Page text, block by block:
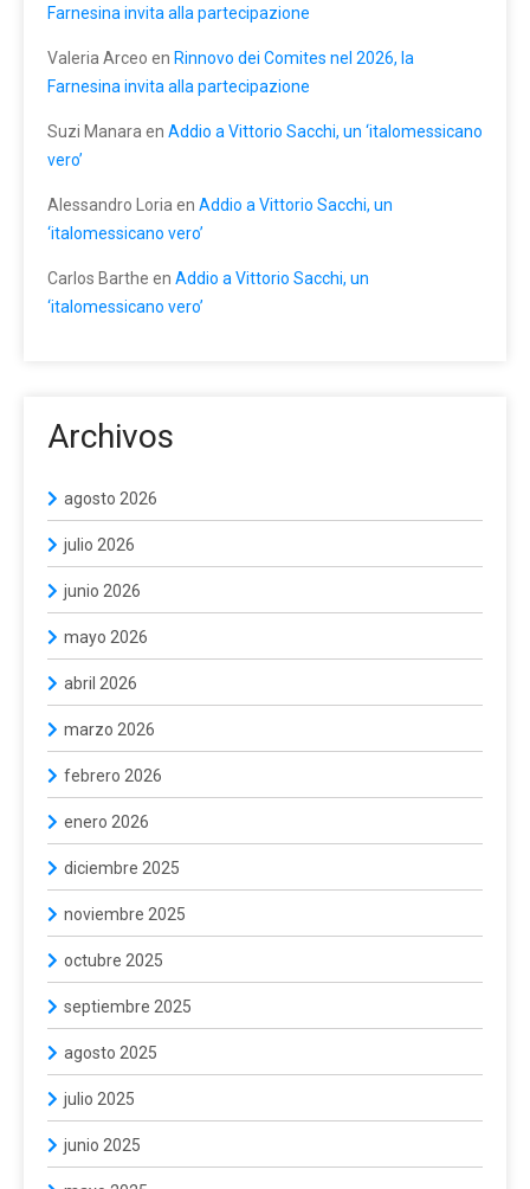
Farnesina invita alla partecipazione
Valeria Arceo en Rinnovo dei Comites nel 2026, la
Farnesina invita alla partecipazione
Suzi Manara en Addio a Vittorio Sacchi, un ‘italomessicano
vero’
Alessandro Loria en Addio a Vittorio Sacchi, un
‘italomessicano vero’
Carlos Barthe en Addio a Vittorio Sacchi, un
‘italomessicano vero’
Archivos
agosto 2026
julio 2026
junio 2026
mayo 2026
abril 2026
marzo 2026
febrero 2026
enero 2026
diciembre 2025
noviembre 2025
octubre 2025
septiembre 2025
agosto 2025
julio 2025
junio 2025